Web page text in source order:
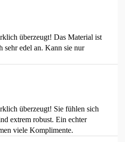
überzeugt! Das Material ist
sehr edel an. Kann sie nur
überzeugt! Sie fühlen sich
extrem robust. Ein echter
viele Komplimente.